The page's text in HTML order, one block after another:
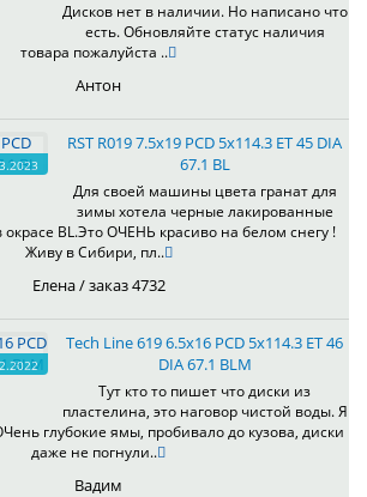
Дисков нет в наличии. Но написано что
есть. Обновляйте статус наличия
товара пожалуйста ..
Антон
RST R019 7.5x19 PCD 5x114.3 ET 45 DIA
67.1 BL
Для своей машины цвета гранат для
зимы хотела черные лакированные
окрасе BL.Это ОЧЕНЬ красиво на белом снегу !
Живу в Сибири, пл..
Елена / заказ 4732
Tech Line 619 6.5x16 PCD 5x114.3 ET 46
DIA 67.1 BLM
Тут кто то пишет что диски из
пластелина, это наговор чистой воды. Я
глубокие ямы, пробивало до кузова, диски
даже не погнули..
Вадим